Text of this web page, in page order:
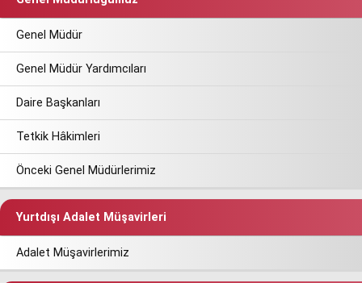
Genel Müdür
Genel Müdür Yardımcıları
Daire Başkanları
Tetkik Hâkimleri
Önceki Genel Müdürlerimiz
Yurtdışı Adalet Müşavirleri
Adalet Müşavirlerimiz